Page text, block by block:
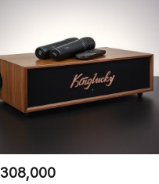
308,000